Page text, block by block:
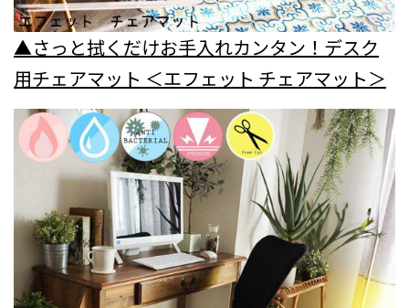
▲さっと拭くだけお手入れカンタン！デスク
用チェアマット ＜エフェット チェアマット＞